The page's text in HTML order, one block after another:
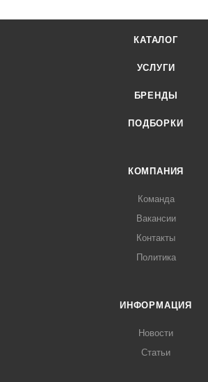
КАТАЛОГ
УСЛУГИ
БРЕНДЫ
ПОДБОРКИ
КОМПАНИЯ
Команда
Вакансии
Контакты
Политика
ИНФОРМАЦИЯ
Новости
Статьи